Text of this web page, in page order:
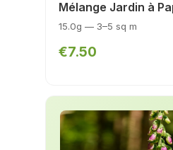
Mélange Jardin à
15.0g — 3–5 sq m
€7.50